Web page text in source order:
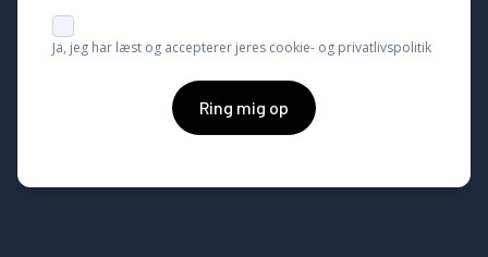
Ja, jeg har læst og accepterer jeres cookie- og privatlivspolitik
Ring mig op